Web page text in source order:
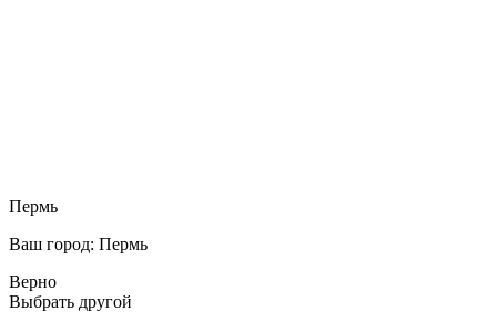
Пермь
Ваш город: Пермь
Верно
Выбрать другой